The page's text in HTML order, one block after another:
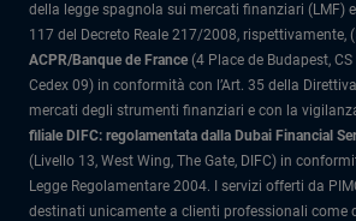
della legge spagnola sui mercati finanziari (LMF)
117 del Decreto Reale 217/2008, rispettivamente,
ACPR/Banque de France (4 Place de Budapest,
Cedex 09) in conformità con l’Art. 35 della
mercati degli strumenti finanziari e con la
filiale DIFC: regolamentata dalla Dubai Financial
(Livello 13, West Wing, The Gate, DIFC) in
Legge Regolamentare 2004. I servizi offerti da
destinati unicamente a clienti professionali come